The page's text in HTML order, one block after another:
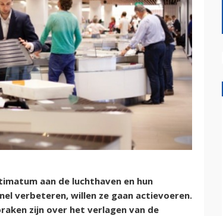
aan de luchthaven en hun
verbeteren, willen ze gaan actievoeren.
zijn over het verlagen van de